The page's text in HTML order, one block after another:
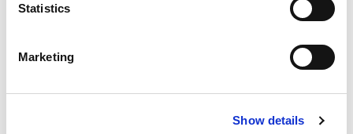
Statistics
Marketing
Show details